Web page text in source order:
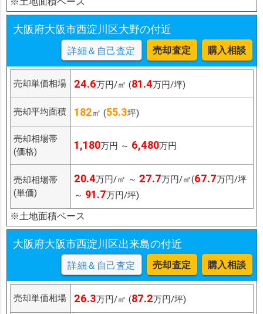
大阪府大阪市西淀川区大野の付近
詳細＆自己査定 売却査定 購入相談
売却単価相場 24.6万円/㎡ (81.4万円/坪)
売却平均面積 182㎡ (55.3坪)
売却相場帯
(価格)
1,180万円 ～ 6,480万円
売却相場帯
(単価)
20.4万円/㎡ ～ 27.7万円/㎡(67.7万円/坪
～ 91.7万円/坪)
※土地面積ベース
大阪府大阪市西淀川区出来島の付近
詳細＆自己査定 売却査定 購入相談
売却単価相場 26.3万円/㎡ (87.2万円/坪)